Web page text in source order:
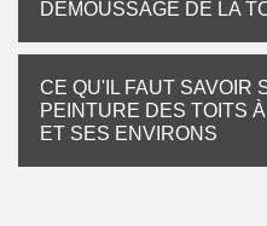
DÉMOUSSAGE DE LA
CE QU'IL FAUT SAVOIR
PEINTURE DES TOITS
ET SES ENVIRONS